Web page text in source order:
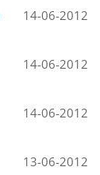
14-06-2012
14-06-2012
14-06-2012
13-06-2012